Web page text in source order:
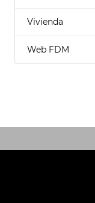
Vivienda
Web FDM